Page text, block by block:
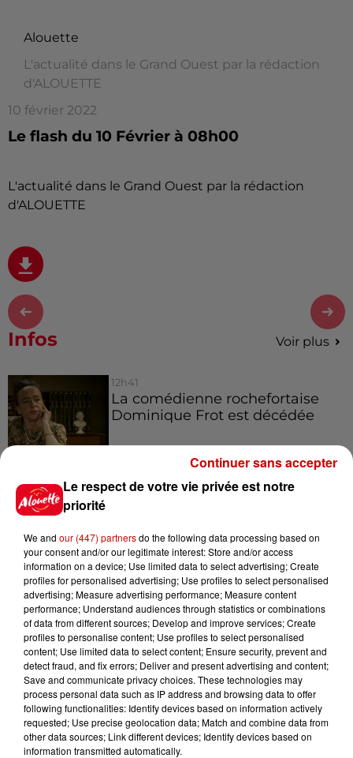
Alouette
L'actualité dans le Grand Ouest par la rédaction
d'ALOUETTE
10 février 2022
Le flash du 10 Février à 08h00
L'actualité dans le Grand Ouest par la rédaction
d'ALOUETTE
Infos Voir plus
12h41
La comédienne rochefortaise
Dominique Frot est décédée
11h12
cambriolée, deux...
10h20
Incendies suspects en Deux-
Sèvres et en Maine-et-Loire :
un...
8h49
Rennes : enquête ouverte après
un accident impliquant un
conducteur...
Le respect de votre vie privée est notre
priorité
We and our (447) partnersdo the following data processing based on
your consent and/or our legitimate interest: Store and/or access
information on a device; Use limited data to select advertising; Create
profiles for personalised advertising; Use profiles to select personalised
advertising; Measure advertising performance; Measure content
performance; Understand audiences through statistics or combinations
of data from different sources; Develop and improve services; Create
profiles to personalise content; Use profiles to select personalised
content; Use limited data to select content; Ensure security, prevent and
detect fraud, and fix errors; Deliver and present advertising and content;
Save and communicate privacy choices. These technologies may
process personal data such as IP address and browsing data to offer
following functionalities: Identify devices based on information actively
requested; Use precise geolocation data; Match and combine data from
other data sources; Link different devices; Identify devices based on
information transmitted automatically.
Continuer sans accepter